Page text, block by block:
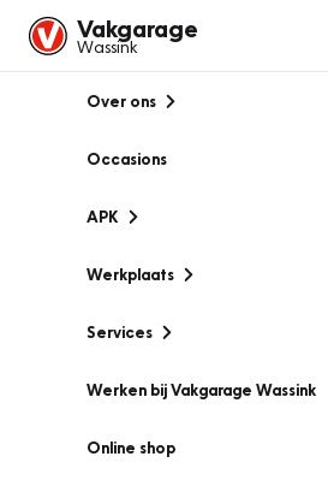
Vakgarage
Wassink
Over ons
Occasions
APK
Werkplaats
Services
Werken bij Vakgarage Wassink
Online shop